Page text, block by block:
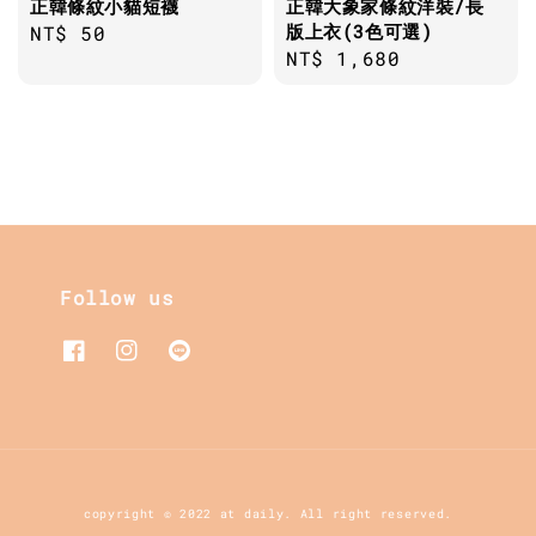
正韓條紋小貓短襪
Regular
NT$ 50
正韓大象家條紋洋裝/長
版上衣(3色可選)
Regular
NT$ 1,680
Follow us
copyright © 2022 at daily. All right reserved.